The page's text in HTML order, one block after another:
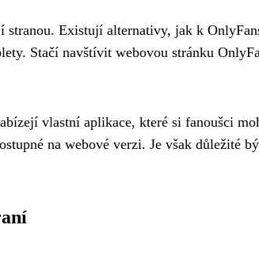
stranou. Existují alternativy, jak k
Stačí navštívit webovou stránku
vlastní aplikace, které si fanoušci
na webové verzi. Je však důležité